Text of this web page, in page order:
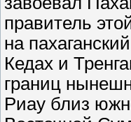
правитель
на
Кедах и
границ
Риау близ